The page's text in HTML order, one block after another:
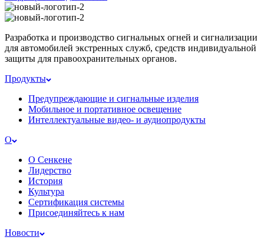
Разработка и производство сигнальных огней и сигнализации
для автомобилей экстренных служб, средств индивидуальной
защиты для правоохранительных органов.
Продукты
Предупреждающие и сигнальные изделия
Мобильное и портативное освещение
Интеллектуальные видео- и аудиопродукты
О
О Сенкене
Лидерство
История
Культура
Сертификация системы
Присоединяйтесь к нам
Новости